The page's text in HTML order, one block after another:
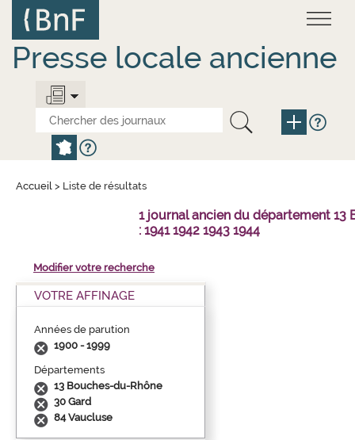
contenu
principal
Presse locale ancienne
Accueil > Liste de résultats
1 journal ancien du département
: 1941 1942 1943 1944
Modifier votre recherche
VOTRE AFFINAGE
Années de parution
1900 - 1999
Départements
13 Bouches-du-Rhône
30 Gard
84 Vaucluse
Panneau de gestion des cookies